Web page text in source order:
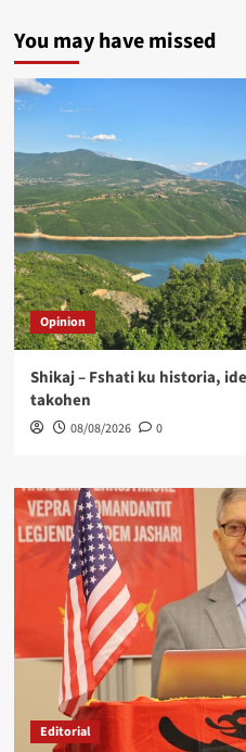
You may have missed
Opinion
Shikaj – Fshati ku historia,
takohen
08/08/2026 0
Editorial